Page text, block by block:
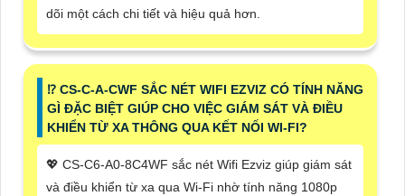
dõi một cách chi tiết và hiệu quả hơn.
⁉️ CS-C-A-CWF SẮC NÉT WIFI EZVIZ CÓ TÍNH NĂNG
GÌ ĐẶC BIỆT GIÚP CHO VIỆC GIÁM SÁT VÀ ĐIỀU
KHIỂN TỪ XA THÔNG QUA KẾT NỐI WI-FI?
💖 CS-C6-A0-8C4WF sắc nét Wifi Ezviz giúp giám sát
và điều khiển từ xa qua Wi-Fi nhờ tính năng 1080p